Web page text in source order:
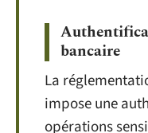
bancaire
La
impose une
opérations